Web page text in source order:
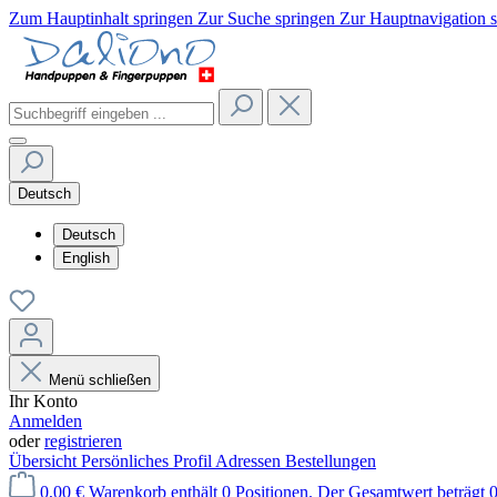
Zum Hauptinhalt springen Zur Suche springen Zur Hauptnavigation
Deutsch
Deutsch
English
Menü schließen
Ihr Konto
Anmelden
oderregistrieren
Übersicht Persönliches Profil Adressen Bestellungen
0,00 € Warenkorb enthält 0 Positionen. Der Gesamtwert beträgt